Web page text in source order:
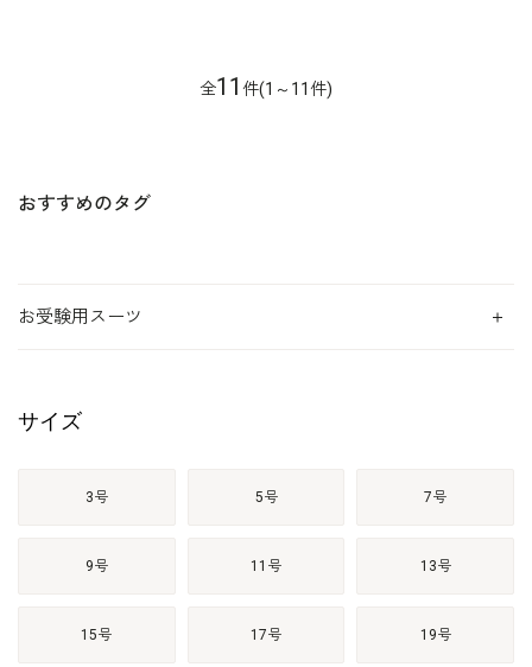
全11 件(1～11件)
おすすめのタグ
お受験用スーツ
サイズ
3号 5号 7号
9号 11号 13号
15号 17号 19号